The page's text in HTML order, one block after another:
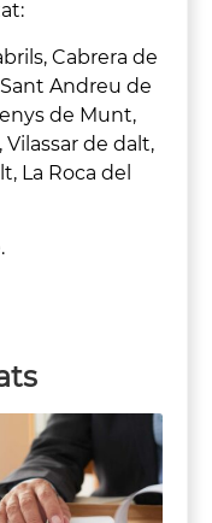
Cabrera de
Andreu de
de Munt,
Vilassar de dalt,
La Roca del